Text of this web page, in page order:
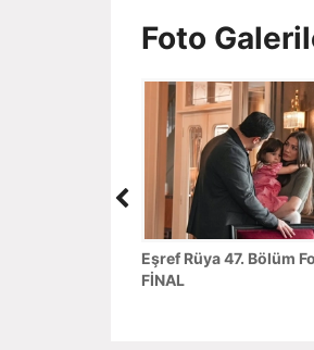
Foto
Eşref Rüya 47. Bölüm
FİNAL